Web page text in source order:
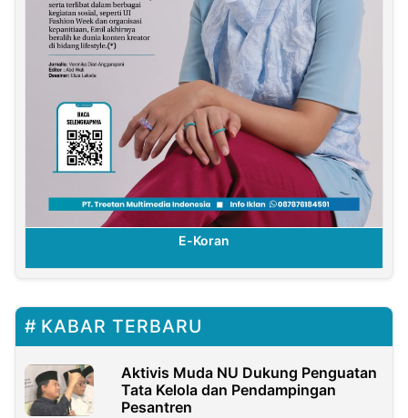
E-Koran
KABAR TERBARU
Aktivis Muda NU Dukung Penguatan
Tata Kelola dan Pendampingan
Pesantren